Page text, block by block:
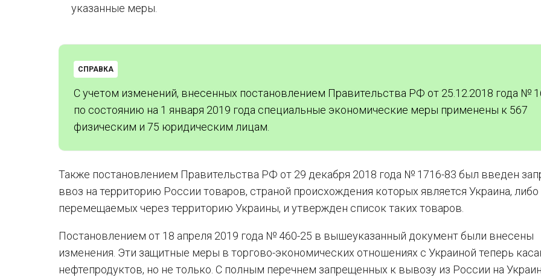
указанные меры.
СПРАВКА
С учетом изменений, внесенных постановлением Правительства РФ от 25.12.2018 года №
по состоянию на 1 января 2019 года специальные экономические меры применены к 567
физическим и 75 юридическим лицам.
Также постановлением Правительства РФ от 29 декабря 2018 года № 1716-83 был введен
ввоз на территорию России товаров, страной происхождения которых является Украина, либо
перемещаемых через территорию Украины, и утвержден список таких товаров.
Постановлением от 18 апреля 2019 года № 460-25 в вышеуказанный документ были внесены
изменения. Эти защитные меры в торгово-экономических отношениях с Украиной теперь
нефтепродуктов, но не только. С полным перечнем запрещенных к вывозу из России на